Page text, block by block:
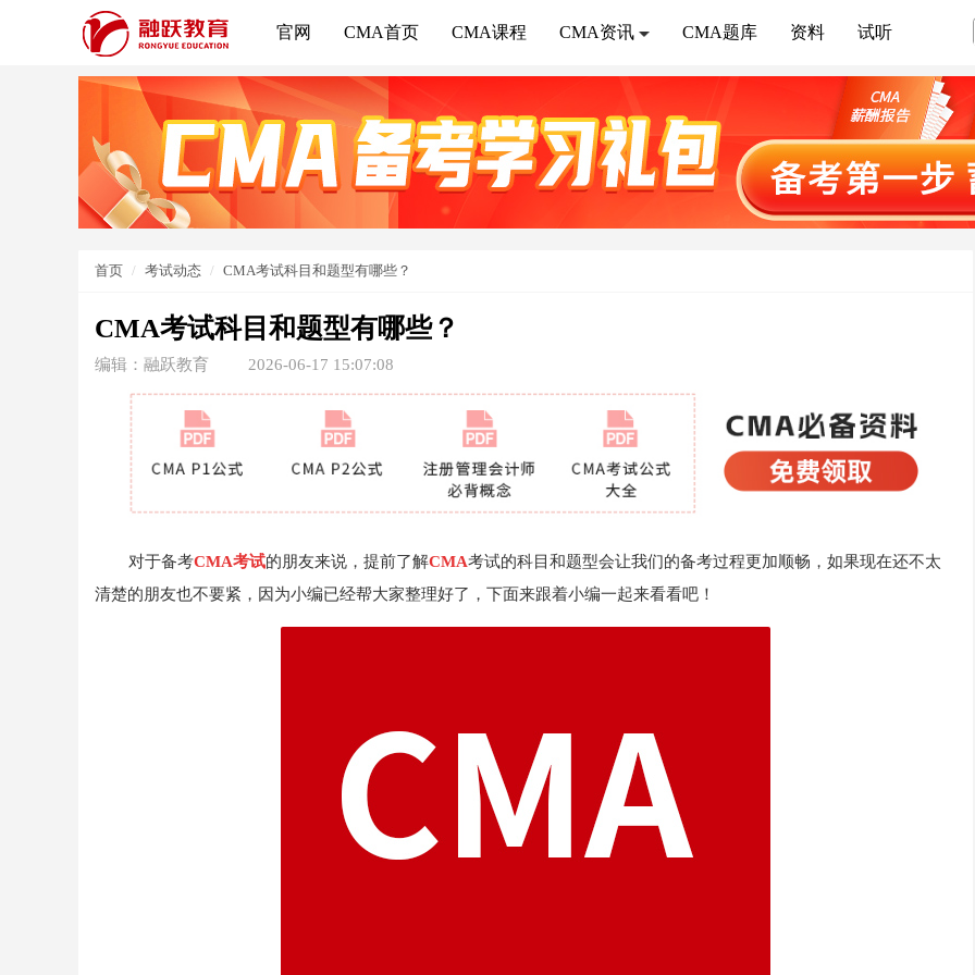
官网 CMA首页 CMA课程 CMA资讯 CMA题库 资料 试听
首页 考试动态 CMA考试科目和题型有哪些？
CMA考试科目和题型有哪些？
编辑：融跃教育 2026-06-17 15:07:08
对于备考CMA考试的朋友来说，提前了解CMA考试的科目和题型会让我们的备考过程更加顺畅，如果现在还不太
清楚的朋友也不要紧，因为小编已经帮大家整理好了，下面来跟着小编一起来看看吧！